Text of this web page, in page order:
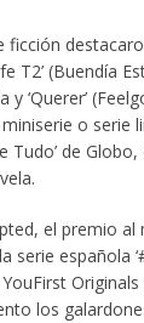
ficción
T2’ (Buendía
‘Querer’
o serie
Tudo’ de
el premio
serie española
los